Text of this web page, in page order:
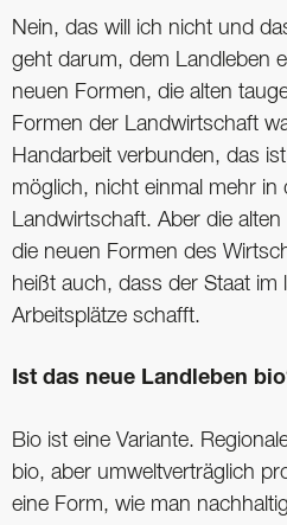
Nein, das will ich nicht und
geht darum, dem Landleben
neuen Formen, die alten
Formen der Landwirtschaft
Handarbeit verbunden, das
möglich, nicht einmal mehr in
Landwirtschaft. Aber die
die neuen Formen des
heißt auch, dass der Staat im
Arbeitsplätze schafft.
Ist das neue Landleben
Bio ist eine Variante.
bio, aber umweltverträglich
eine Form, wie man